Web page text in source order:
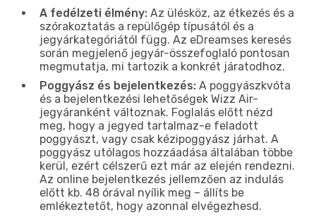
A fedélzeti élmény: Az ülésköz, az étkezés és a
szórakoztatás a repülőgép típusától és a
jegyárkategóriától függ. Az eDreamses keresés
során megjelenő jegyár-összefoglaló pontosan
megmutatja, mi tartozik a konkrét járatodhoz.
Poggyász és bejelentkezés: A poggyászkvóta
és a bejelentkezési lehetőségek Wizz Air-
jegyáranként változnak. Foglalás előtt nézd
meg, hogy a jegyed tartalmaz-e feladott
poggyászt, vagy csak kézipoggyász járhat. A
poggyász utólagos hozzáadása általában többe
kerül, ezért célszerű ezt már az elején rendezni.
Az online bejelentkezés jellemzően az indulás
előtt kb. 48 órával nyílik meg – állíts be
emlékeztetőt, hogy azonnal elvégezhesd.